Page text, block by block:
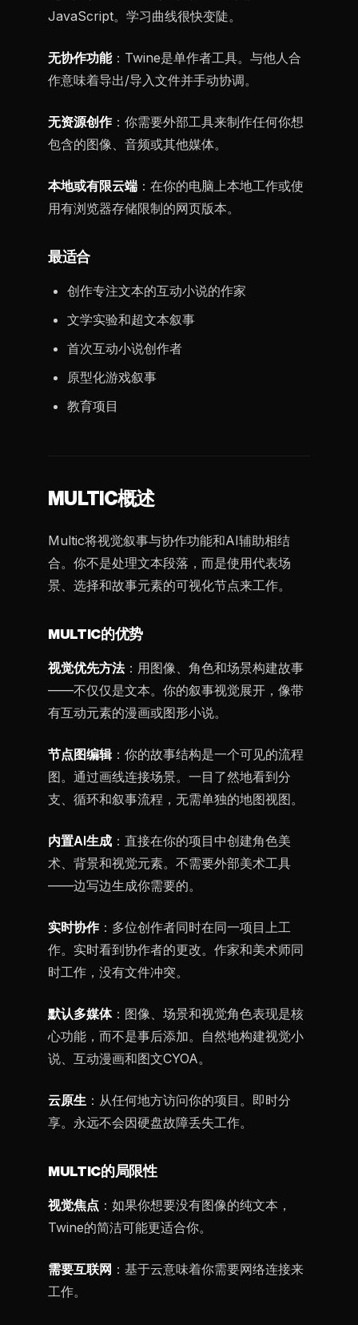
JavaScript。学习曲线很快变陡。
无协作功能：Twine是单作者工具。与他人合
作意味着导出/导入文件并手动协调。
无资源创作：你需要外部工具来制作任何你想
包含的图像、音频或其他媒体。
本地或有限云端 ：在你的电脑上本地工作或使
用有浏览器存储限制的网页版本。
最适合
创作专注文本的互动小说的作家
文学实验和超文本叙事
首次互动小说创作者
原型化游戏叙事
教育项目
MULTIC概述
Multic将视觉叙事与协作功能和AI辅助相结
合。你不是处理文本段落，而是使用代表场
景、选择和故事元素的可视化节点来工作。
MULTIC的优势
视觉优先方法：用图像、角色和场景构建故事
——不仅仅是文本。你的叙事视觉展开，像带
有互动元素的漫画或图形小说。
节点图编辑：你的故事结构是一个可见的流程
图。通过画线连接场景。一目了然地看到分
支、循环和叙事流程，无需单独的地图视图。
内置AI生成 ：直接在你的项目中创建角色美
术、背景和视觉元素。不需要外部美术工具
——边写边生成你需要的。
实时协作：多位创作者同时在同一项目上工
作。实时看到协作者的更改。作家和美术师同
时工作，没有文件冲突。
默认多媒体：图像、场景和视觉角色表现是核
心功能，而不是事后添加。自然地构建视觉小
说、互动漫画和图文CYOA。
云原生 ：从任何地方访问你的项目。即时分
享。永远不会因硬盘故障丢失工作。
MULTIC的局限性
视觉焦点 ：如果你想要没有图像的纯文本，
Twine的简洁可能更适合你。
需要互联网 ：基于云意味着你需要网络连接来
工作。